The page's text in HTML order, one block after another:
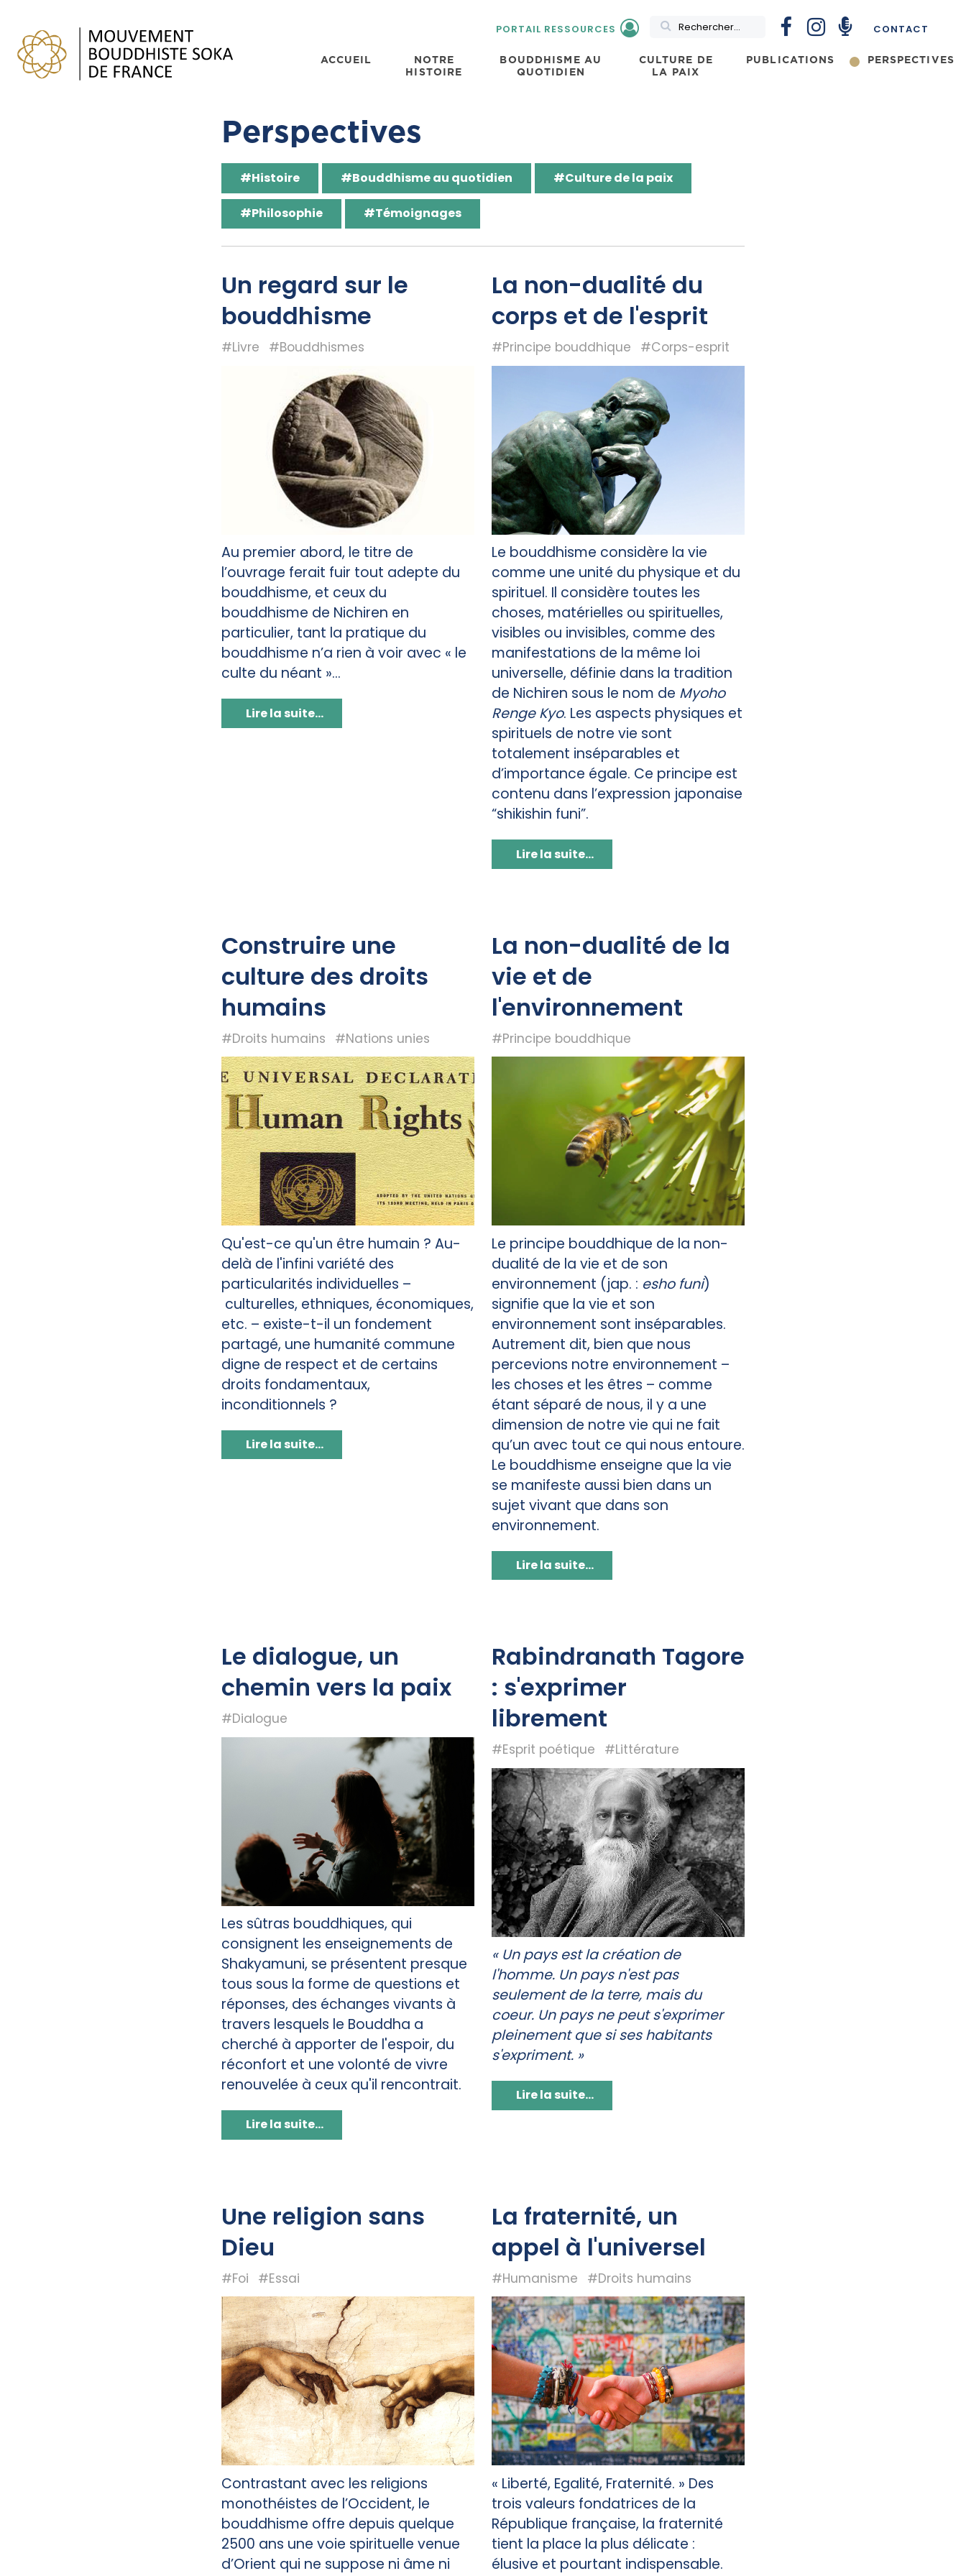
PORTAIL RESSOURCES Rechercher CONTACT
ACCUEIL
NOTRE
HISTOIRE
BOUDDHISME AU
QUOTIDIEN
CULTURE DE
LA PAIX
PUBLICATIONS PERSPECTIVES
Perspectives
#Histoire #Bouddhisme au quotidien #Culture de la paix
#Philosophie #Témoignages
Un regard sur le
bouddhisme
#Livre #Bouddhismes
Au premier abord, le titre de
l’ouvrage ferait fuir tout adepte du
bouddhisme, et ceux du
bouddhisme de Nichiren en
particulier, tant la pratique du
bouddhisme n’a rien à voir avec « le
culte du néant »...
Lire la suite...
La non-dualité du
corps et de l'esprit
#Principe bouddhique #Corps-esprit
Le bouddhisme considère la vie
comme une unité du physique et du
spirituel. Il considère toutes les
choses, matérielles ou spirituelles,
visibles ou invisibles, comme des
manifestations de la même loi
universelle, définie dans la tradition
de Nichiren sous le nom de Myoho
Renge Kyo. Les aspects physiques et
spirituels de notre vie sont
totalement inséparables et
d’importance égale. Ce principe est
contenu dans l’expression japonaise
“shikishin funi”.
Lire la suite...
Construire une
culture des droits
humains
#Droits humains #Nations unies
Qu'est-ce qu'un être humain ? Au-
delà de l'infini variété des
particularités individuelles –
culturelles, ethniques, économiques,
etc. – existe-t-il un fondement
partagé, une humanité commune
digne de respect et de certains
droits fondamentaux,
inconditionnels ?
Lire la suite...
La non-dualité de la
vie et de
l'environnement
#Principe bouddhique
Le principe bouddhique de la non-
dualité de la vie et de son
environnement (jap. : esho funi)
signifie que la vie et son
environnement sont inséparables.
Autrement dit, bien que nous
percevions notre environnement –
les choses et les êtres – comme
étant séparé de nous, il y a une
dimension de notre vie qui ne fait
qu’un avec tout ce qui nous entoure.
Le bouddhisme enseigne que la vie
se manifeste aussi bien dans un
sujet vivant que dans son
environnement.
Lire la suite...
Le dialogue, un
chemin vers la paix
#Dialogue
Les sûtras bouddhiques, qui
consignent les enseignements de
Shakyamuni, se présentent presque
tous sous la forme de questions et
réponses, des échanges vivants à
travers lesquels le Bouddha a
cherché à apporter de l'espoir, du
réconfort et une volonté de vivre
renouvelée à ceux qu'il rencontrait.
Lire la suite...
Rabindranath Tagore
: s'exprimer
librement
#Esprit poétique #Littérature
« Un pays est la création de
l'homme. Un pays n'est pas
seulement de la terre, mais du
coeur. Un pays ne peut s'exprimer
pleinement que si ses habitants
s'expriment. »
Lire la suite...
Une religion sans
Dieu
#Foi #Essai
Contrastant avec les religions
monothéistes de l’Occident, le
bouddhisme offre depuis quelque
2500 ans une voie spirituelle venue
d’Orient qui ne suppose ni âme ni
La fraternité, un
appel à l'universel
#Humanisme #Droits humains
« Liberté, Egalité, Fraternité. » Des
trois valeurs fondatrices de la
République française, la fraternité
tient la place la plus délicate :
élusive et pourtant indispensable.